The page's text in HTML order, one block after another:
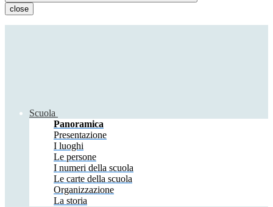
close
Scuola
Panoramica
Presentazione
I luoghi
Le persone
I numeri della scuola
Le carte della scuola
Organizzazione
La storia